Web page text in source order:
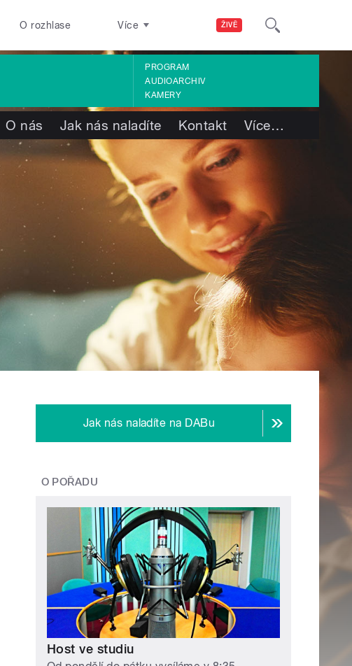
ŽIVĚ
O rozhlase Více
PROGRAM
AUDIOARCHIV
KAMERY
O nás Jak nás naladíte Kontakt Více…
Jak nás naladíte na DABu
O POŘADU
Host ve studiu